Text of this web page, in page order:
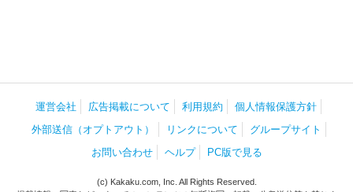
運営会社 広告掲載について 利用規約
個人情報保護方針
外部送信（オプトアウト）
リンクについて
グループサイト
お問い合わせ
ヘルプ PC版で見る
(c) Kakaku.com, Inc. All Rights Reserved.